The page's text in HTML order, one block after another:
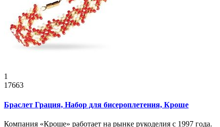
1
17663
Браслет Грация, Набор для бисероплетения, Кроше
Компания «Кроше» работает на рынке рукоделия с 1997 года.